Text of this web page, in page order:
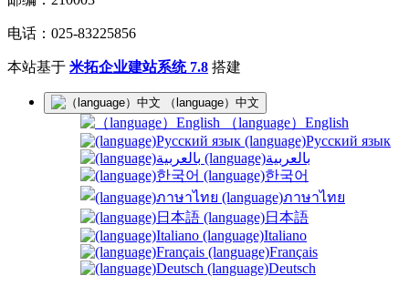
电话：025-83225856
本站基于 米拓企业建站系统 7.8 搭建
（language）中文
（language）English
(language)Русский язык
(language)بالعربية
(language)한국어
(language)ภาษาไทย
(language)日本語
(language)Italiano
(language)Français
(language)Deutsch